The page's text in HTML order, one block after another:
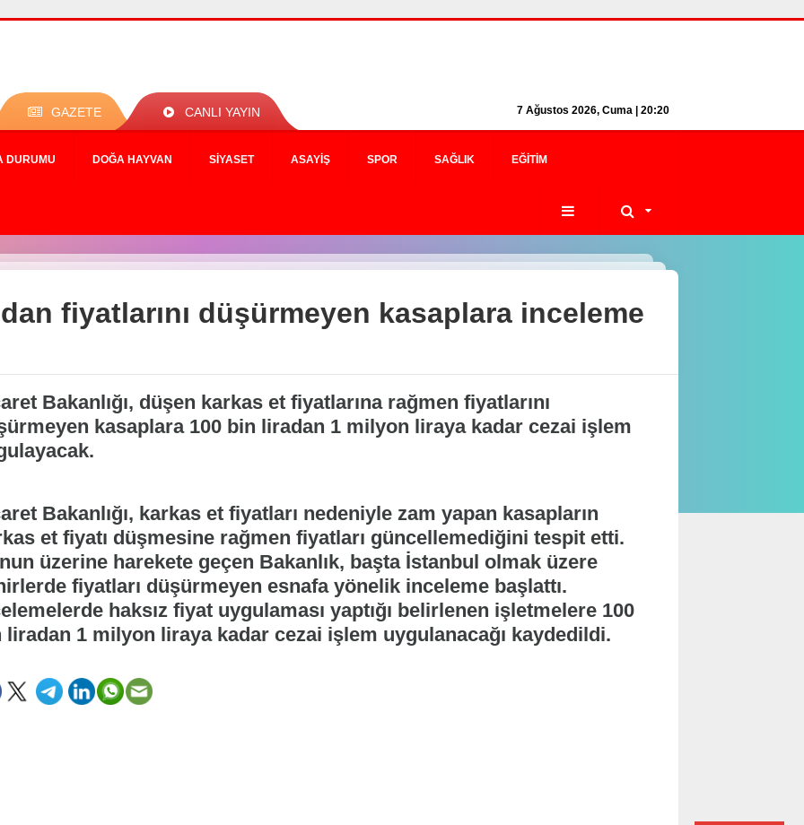
GAZETE CANLI YAYIN 7 Ağustos 2026, Cuma | 20:20
DURUMU DOĞA HAYVAN SIYASET ASAYIŞ SPOR SAĞLIK EĞITIM
fiyatlarını düşürmeyen kasaplara inceleme
Bakanlığı, düşen karkas et fiyatlarına rağmen fiyatlarını
kasaplara 100 bin liradan 1 milyon liraya kadar cezai işlem
Bakanlığı, karkas et fiyatları nedeniyle zam yapan kasapların
et fiyatı düşmesine rağmen fiyatları güncellemediğini tespit etti.
üzerine harekete geçen Bakanlık, başta İstanbul olmak üzere
fiyatları düşürmeyen esnafa yönelik inceleme başlattı.
haksız fiyat uygulaması yaptığı belirlenen işletmelere 100
liradan 1 milyon liraya kadar cezai işlem uygulanacağı kaydedildi.